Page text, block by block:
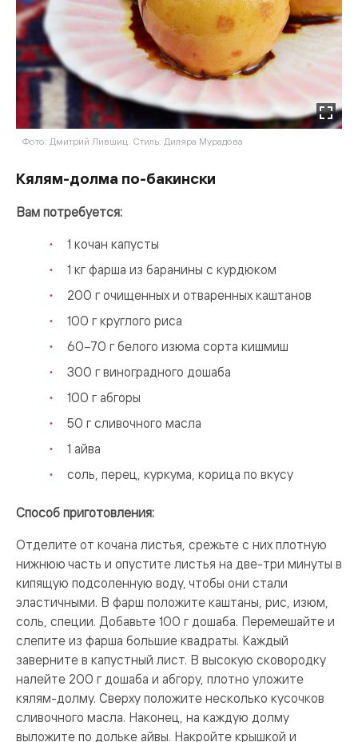
Фото: Дмитрий Лившиц. Стиль: Диляра Мурадова
Кялям-долма по-бакински
Вам потребуется:
1 кочан капусты
1 кг фарша из баранины с курдюком
200 г очищенных и отваренных каштанов
100 г круглого риса
60–70 г белого изюма сорта кишмиш
300 г виноградного дошаба
100 г абгоры
50 г сливочного масла
1 айва
соль, перец, куркума, корица по вкусу
Способ приготовления:
Отделите от кочана листья, срежьте с них плотную
нижнюю часть и опустите листья на две-три минуты в
кипящую подсоленную воду, чтобы они стали
эластичными. В фарш положите каштаны, рис, изюм,
соль, специи. Добавьте 100 г дошаба. Перемешайте и
слепите из фарша большие квадраты. Каждый
заверните в капустный лист. В высокую сковородку
налейте 200 г дошаба и абгору, плотно уложите
кялям-долму. Сверху положите несколько кусочков
сливочного масла. Наконец, на каждую долму
выложите по дольке айвы. Накройте крышкой и